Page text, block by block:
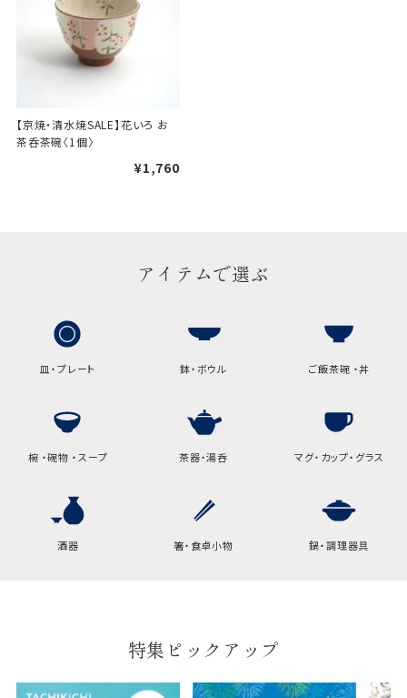
手提袋はお付けできません。
の商品は、ギフト袋にお入れい
ご注文時に、ご希望枚数をご記入ください。
高さ
32.5cm
横
22cm
幅
【京焼・清水焼SALE】花いろ お
茶呑茶碗〈1個〉
¥1,760
アイテムで選ぶ
皿・プレート 鉢・ボウル ご飯茶碗 ・丼
椀 ・碗物 ・スープ 茶器・湯呑 マグ・カップ・グラス
酒器 箸・食卓小物 鍋・調理器具
特集ピックアップ